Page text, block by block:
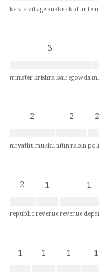
kerala villagekukke - kollur
3
minister krishna bairegowda
2
nirvathu mukku
2
nitin nabin
2
2
republic
1
revenue
1
revenue
1 1 1 1